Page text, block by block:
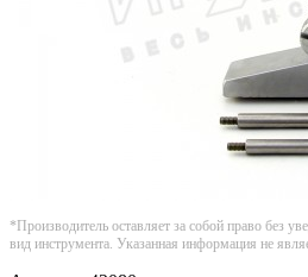
*Производитель оставляет за собой право без
вид инструмента. Указанная информация не